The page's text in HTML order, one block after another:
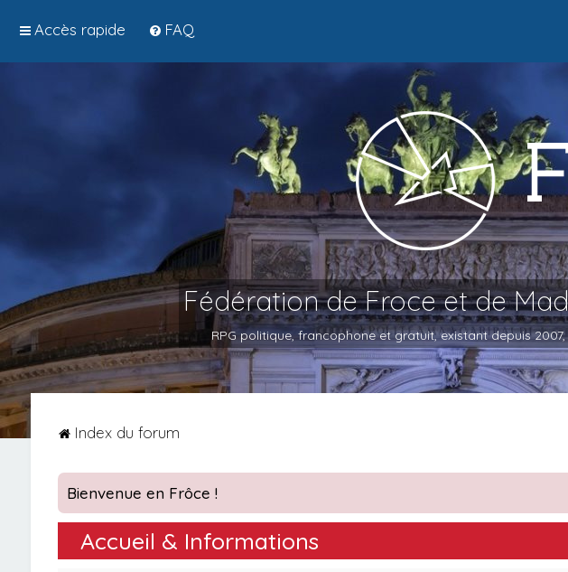
Accès rapide FAQ
Fédération de Froce et de
RPG politique, francophone et gratuit, existant depuis
Index du forum
Bienvenue en Frôce !
Accueil & Informations